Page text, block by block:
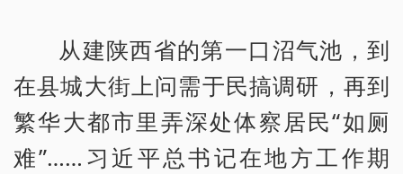
从建陕西省的第一口沼气池，到
在县城大街上问需于民搞调研，再到
繁华大都市里弄深处体察居民“如厕
难”……习近平总书记在地方工作期